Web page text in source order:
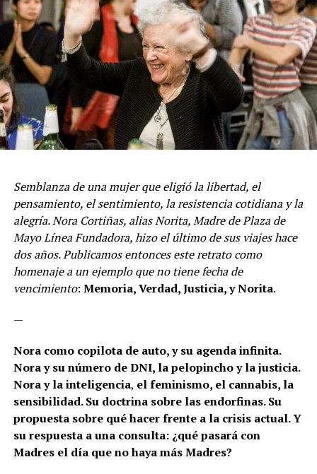
Semblanza de una mujer que eligió la libertad, el
pensamiento, el sentimiento, la resistencia cotidiana y la
alegría. Nora Cortiñas, alias Norita, Madre de Plaza de
Mayo Línea Fundadora, hizo el último de sus viajes hace
dos años. Publicamos entonces este retrato como
homenaje a un ejemplo que no tiene fecha de
vencimiento: Memoria, Verdad, Justicia, y Norita.
—
Nora como copilota de auto, y su agenda infinita.
Nora y su número de DNI, la pelopincho y la justicia.
Nora y la inteligencia, el feminismo, el cannabis, la
sensibilidad. Su doctrina sobre las endorfinas. Su
propuesta sobre qué hacer frente a la crisis actual. Y
su respuesta a una consulta: ¿qué pasará con
Madres el día que no haya más Madres?